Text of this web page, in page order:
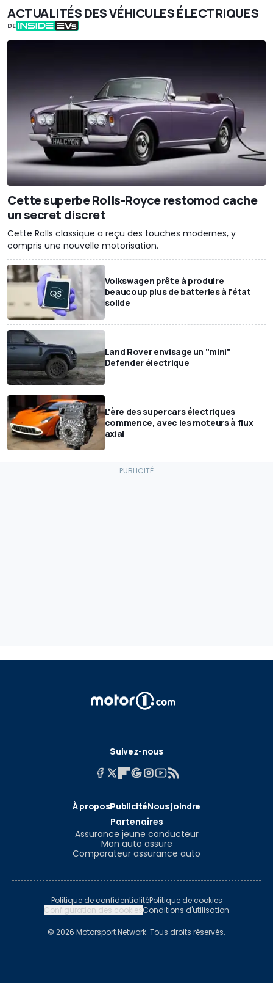
ACTUALITÉS DES VÉHICULES ÉLECTRIQUES
DE
Cette superbe Rolls-Royce restomod cache
un secret discret
Cette Rolls classique a reçu des touches modernes, y
compris une nouvelle motorisation.
Volkswagen prête à produire
beaucoup plus de batteries à l'état
solide
Land Rover envisage un "mini"
Defender électrique
L'ère des supercars électriques
commence, avec les moteurs à flux
axial
Suivez-nous
À proposPublicitéNous joindre
Partenaires
Assurance jeune conducteur
Mon auto assure
Comparateur assurance auto
Politique de confidentialitéPolitique de cookies
Configuration des cookiesConditions d'utilisation
© 2026 Motorsport Network. Tous droits réservés.